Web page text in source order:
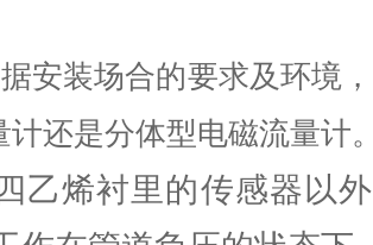
安装场合的要求及环境
计还是分体型电磁流量计
乙烯衬里的传感器以